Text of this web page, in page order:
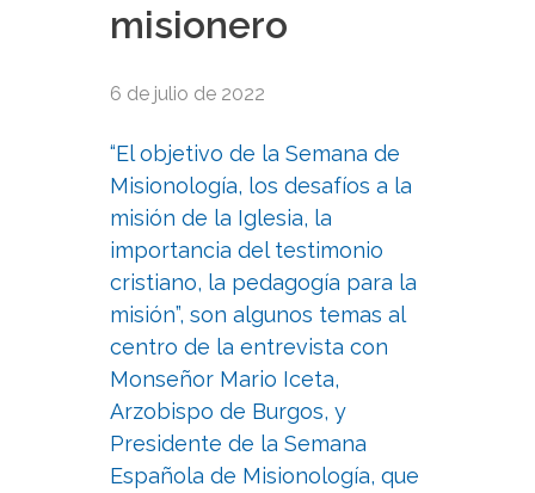
misionero
6 de julio de 2022
“El objetivo de la Semana de
Misionología, los desafíos a la
misión de la Iglesia, la
importancia del testimonio
cristiano, la pedagogía para la
misión”, son algunos temas al
centro de la entrevista con
Monseñor Mario Iceta,
Arzobispo de Burgos, y
Presidente de la Semana
Española de Misionología, que